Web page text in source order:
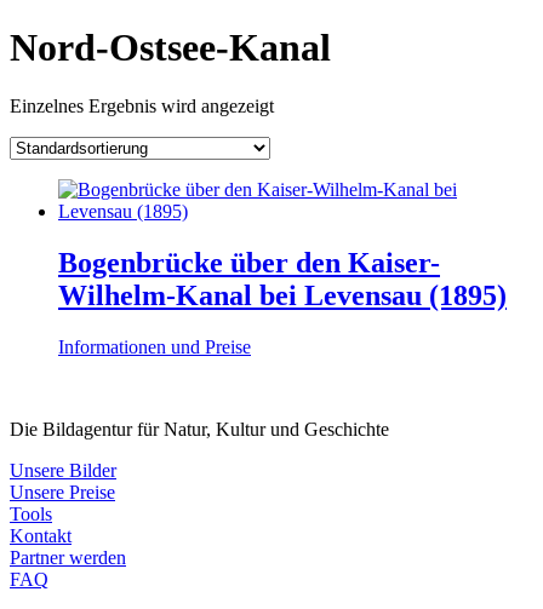
Nord-Ostsee-Kanal
Einzelnes Ergebnis wird angezeigt
Bogenbrücke über den Kaiser-
Wilhelm-Kanal bei Levensau (1895)
Informationen und Preise
Die Bildagentur für Natur, Kultur und Geschichte
Unsere Bilder
Unsere Preise
Tools
Kontakt
Partner werden
FAQ